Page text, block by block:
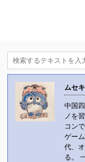
ムセキ
中国
ノを
コン
ゲー
代、
る。